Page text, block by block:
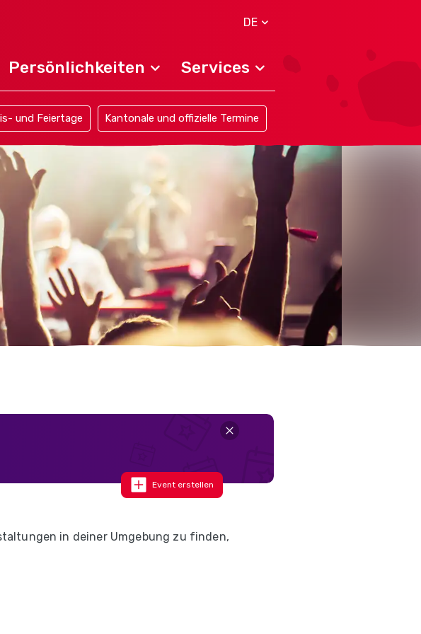
DE
Persönlichkeiten Services
und Feiertage Kantonale und offizielle Termine
Event erstellen
in deiner Umgebung zu finden,